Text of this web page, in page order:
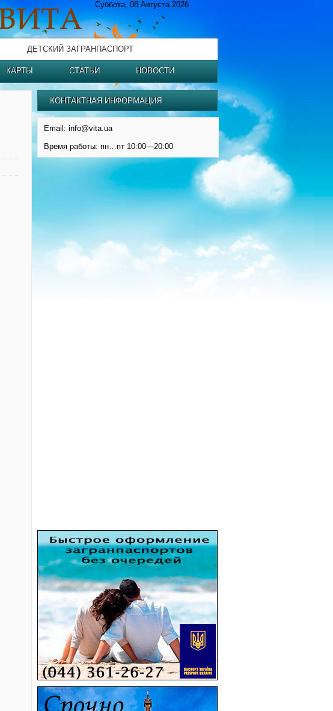
Суббота, 08 Августа 2026
ДЕТСКИЙ ЗАГРАНПАСПОРТ
КАРТЫ СТАТЬИ НОВОСТИ
КОНТАКТНАЯ ИНФОРМАЦИЯ
Email: info@vita.ua
Время работы: пн…пт 10:00—20:00